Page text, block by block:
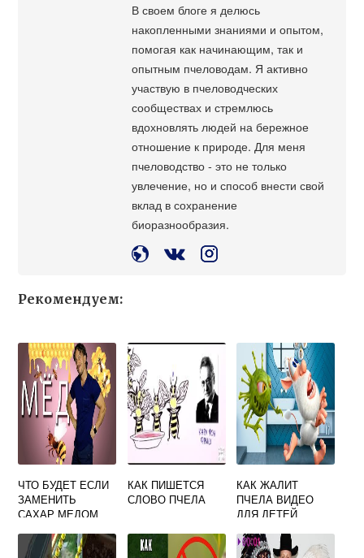
В своем блоге я делюсь
накопленными знаниями и опытом,
помогая как начинающим, так и
опытным пчеловодам. Я активно
участвую в пчеловодческих
сообществах и стремлюсь
вдохновлять людей на бережное
отношение к природе. Для меня
пчеловодство - это не только
увлечение, но и способ внести свой
вклад в сохранение
биоразнообразия.
Рекомендуем:
ЧТО БУДЕТ ЕСЛИ
ЗАМЕНИТЬ
САХАР МЕДОМ
КАК ПИШЕТСЯ
СЛОВО ПЧЕЛА
КАК ЖАЛИТ
ПЧЕЛА ВИДЕО
ДЛЯ ДЕТЕЙ